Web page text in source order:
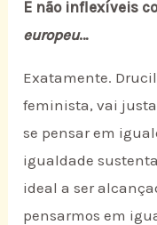
E não inflexíveis
europeu…
Exatamente.
feminista, vai
se pensar em
igualdade
ideal a ser
pensarmos em